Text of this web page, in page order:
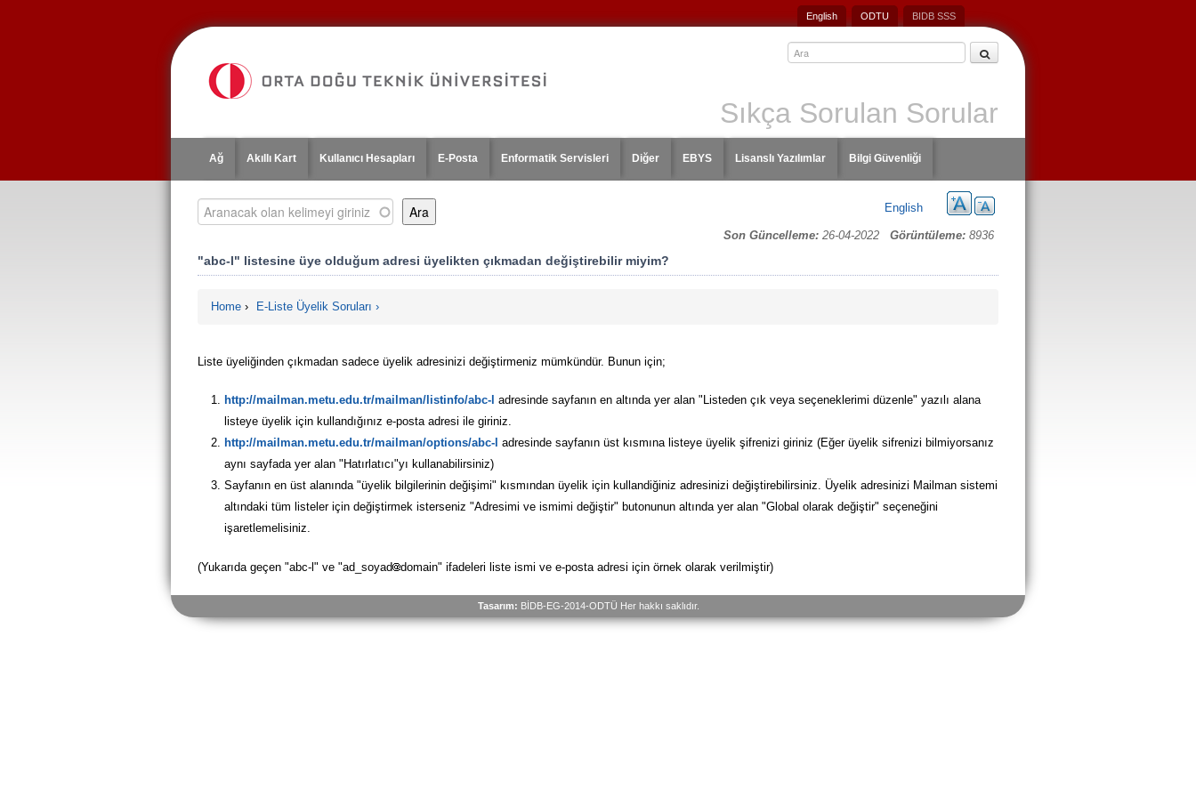
English ODTU BIDB SSS
Sıkça Sorulan Sorular
Ağ Akıllı Kart Kullanıcı Hesapları E-Posta Enformatik Servisleri Diğer EBYS Lisanslı Yazılımlar Bilgi Güvenliği
Son Güncelleme: 26-04-2022 Görüntüleme: 8936
Aranacak olan kelimeyi giriniz English
"abc-l" listesine üye olduğum adresi üyelikten çıkmadan değiştirebilir miyim?
Home › E-Liste Üyelik Soruları
Liste üyeliğinden çıkmadan sadece üyelik adresinizi değiştirmeniz mümkündür. Bunun için;
http://mailman.metu.edu.tr/mailman/listinfo/abc-l adresinde sayfanın en altında yer alan "Listeden çık veya seçeneklerimi düzenle" yazılı alana
listeye üyelik için kullandığınız e-posta adresi ile giriniz.
http://mailman.metu.edu.tr/mailman/options/abc-l adresinde sayfanın üst kısmına listeye üyelik şifrenizi giriniz (Eğer üyelik sifrenizi bilmiyorsanız
aynı sayfada yer alan "Hatırlatıcı"yı kullanabilirsiniz)
Sayfanın en üst alanında "üyelik bilgilerinin değişimi" kısmından üyelik için kullandiğiniz adresinizi değiştirebilirsiniz. Üyelik adresinizi Mailman sistemi
altındaki tüm listeler için değiştirmek isterseniz "Adresimi ve ismimi değiştir" butonunun altında yer alan "Global olarak değiştir" seçeneğini
işaretlemelisiniz.
(Yukarıda geçen "abc-l" ve "ad_soyad domain" ifadeleri liste ismi ve e-posta adresi için örnek olarak verilmiştir)
Tasarım: BİDB-EG-2014-ODTÜ Her hakkı saklıdır.